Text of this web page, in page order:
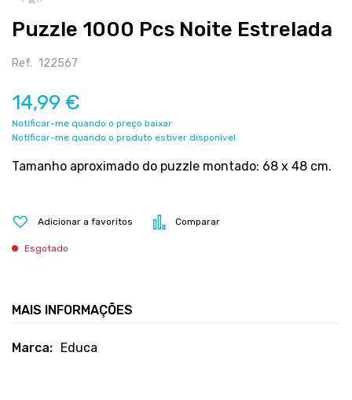
Puzzle 1000 Pcs Noite Estrelada
Ref. 122567
14,99 €
Notificar-me quando o preço baixar
Notificar-me quando o produto estiver disponível
Tamanho aproximado do puzzle montado: 68 x 48 cm.
Adicionar a favoritos Comparar
Esgotado
início
da
de
MAIS INFORMAÇÕES
Mais
Educa